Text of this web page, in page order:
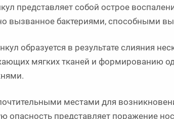
представляет собой острое
вызванное бактериями, способными
образуется в результате слияния
мягких тканей и формированию
местами для
опасность представляет поражение